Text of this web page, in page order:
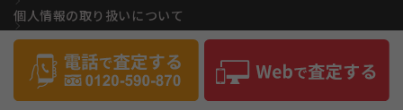
個人情報の取り扱いについて
古物営業法に基づく表記
反社会的勢力に対する基本方針
サイトマップ